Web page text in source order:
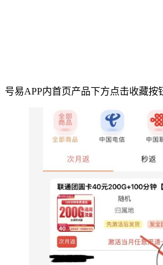
号易APP内首页产品下方点击收藏按